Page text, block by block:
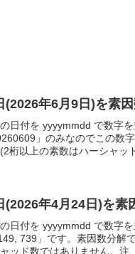
(2026年6月9日)を素
日付を yyyymmdd で数字
」のみなのでこの数
桁以上の素数はハーシャッ
(2026年4月24日)を素
日付を yyyymmdd で数字
739」です。素因数分解
ッド数ではありません。注...